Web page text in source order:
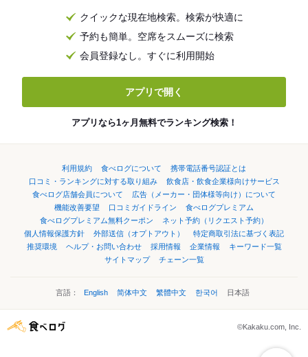
クイックな現在地検索。検索が快適に
予約も簡単。空席をスムーズに検索
会員登録なし。すぐに利用開始
アプリで開く
アプリなら1ヶ月無料でランキング検索！
利用規約 食べログについて
携帯電話番号認証とは
口コミ・ランキングに対する取り組み
飲食店・飲食企業様向けサービス
食べログ店舗会員について
広告（メーカー・団体様等向け）について
機能改善要望
口コミガイドライン
食べログプレミアム
食べログプレミアム無料クーポン
ネット予約（リクエスト予約）
個人情報保護方針
外部送信（オプトアウト）
特定商取引法に基づく表記
推奨環境
ヘルプ・お問い合わせ 採用情報 企業情報
キーワード一覧
サイトマップ
チェーン一覧
言語： English 简体中文 繁體中文 한국어 日本語
©Kakaku.com, Inc.